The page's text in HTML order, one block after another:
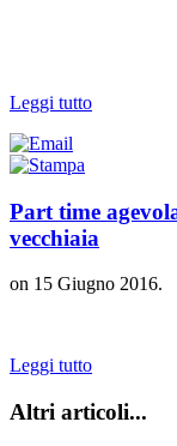
Leggi tutto
Part time
vecchiaia
on 15 Giugno 2016.
Leggi tutto
Altri articoli...